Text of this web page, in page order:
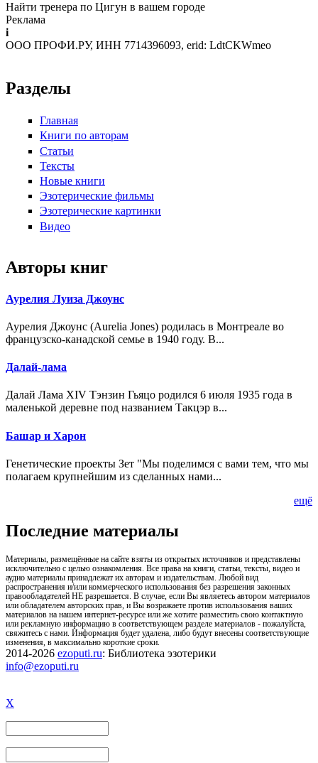
Найти тренера по Цигун в вашем городе
Реклама
i
ООО ПРОФИ.РУ, ИНН 7714396093, erid: LdtCKWmeo
Разделы
Главная
Книги по авторам
Статьи
Тексты
Новые книги
Эзотерические фильмы
Эзотерические картинки
Видео
Авторы книг
Аурелия Луиза Джоунс
Аурелия Джоунс (Aurelia Jones) родилась в Монтреале во
французско-канадской семье в 1940 году. В...
Далай-лама
Далай Лама XIV Тэнзин Гьяцо родился 6 июля 1935 года в
маленькой деревне под названием Такцэр в...
Башар и Харон
Генетические проекты Зет "Мы поделимся с вами тем, что мы
полагаем крупнейшим из сделанных нами...
ещё
Последние материалы
Материалы, размещённые на сайте взяты из открытых источников и представлены
исключительно с целью ознакомления. Все права на книги, статьи, тексты, видео и
аудио материалы принадлежат их авторам и издательствам. Любой вид
распространения и/или коммерческого использования без разрешения законных
правообладателей НЕ разрешается. В случае, если Вы являетесь автором материалов
или обладателем авторских прав, и Вы возражаете против использования ваших
материалов на нашем интернет-ресурсе или же хотите разместить свою контактную
или рекламную информацию в соответствующем разделе материалов - пожалуйста,
свяжитесь с нами. Информация будет удалена, либо будут внесены соответствующие
изменения, в максимально короткие сроки.
2014-2026 ezoputi.ru: Библиотека эзотерики
info@ezoputi.ru
X